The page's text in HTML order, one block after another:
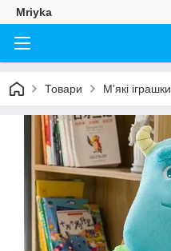
Mriyka
Товари М'які іграшки